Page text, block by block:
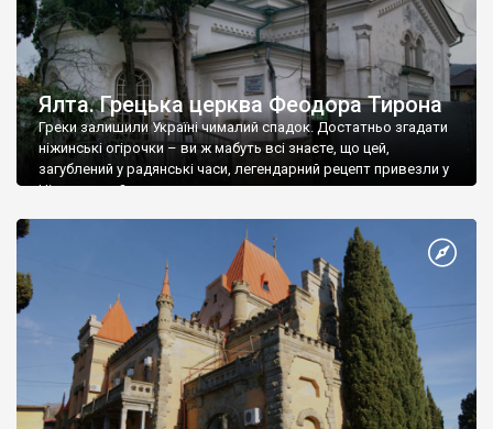
Ялта. Грецька церква Феодора Тирона
Греки залишили Україні чималий спадок. Достатньо згадати
ніжинські огірочки – ви ж мабуть всі знаєте, що цей,
загублений у радянські часи, легендарний рецепт привезли у
Ніжин греки?